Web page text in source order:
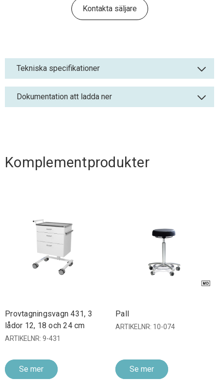
Kontakta säljare
Tekniska specifikationer
Dokumentation att ladda ner
Komplementprodukter
Provtagningsvagn 431, 3
lådor 12, 18 och 24 cm
ARTIKELNR: 9-431
Se mer
Pall
ARTIKELNR: 10-074
Se mer